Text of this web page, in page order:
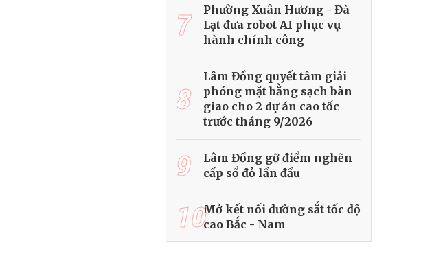
7
Phường Xuân Hương - Đà
Lạt đưa robot AI phục vụ
hành chính công
8
Lâm Đồng quyết tâm giải
phóng mặt bằng sạch bàn
giao cho 2 dự án cao tốc
trước tháng 9/2026
9
Lâm Đồng gỡ điểm nghẽn
cấp sổ đỏ lần đầu
10Mở kết nối đường sắt tốc độ
cao Bắc - Nam